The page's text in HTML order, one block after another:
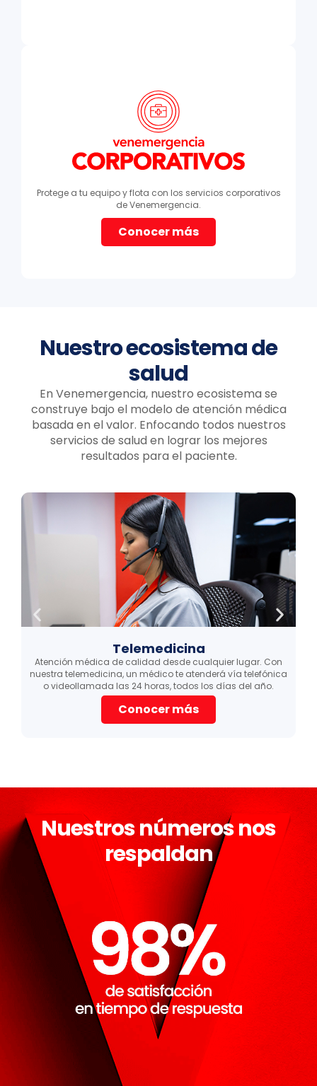
Protege a tu equipo y flota con los servicios corporativos
de Venemergencia.
Conocer más
Nuestro ecosistema de
salud
En Venemergencia, nuestro ecosistema se
construye bajo el modelo de atención médica
basada en el valor. Enfocando todos nuestros
servicios de salud en lograr los mejores
resultados para el paciente.
Telemedicina
Atención médica de calidad desde cualquier lugar. Con
nuestra telemedicina, un médico te atenderá vía telefónica
o videollamada las 24 horas, todos los días del año.
Conocer más
Nuestros números nos
respaldan